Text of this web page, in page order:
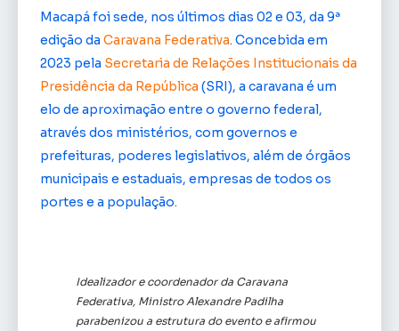
Macapá foi sede, nos últimos dias 02 e 03, da 9ª
edição da Caravana Federativa. Concebida em
2023 pela Secretaria de Relações Institucionais da
Presidência da República (SRI), a caravana é um
elo de aproximação entre o governo federal,
através dos ministérios, com governos e
prefeituras, poderes legislativos, além de órgãos
municipais e estaduais, empresas de todos os
portes e a população.
Idealizador e coordenador da Caravana
Federativa, Ministro Alexandre Padilha
parabenizou a estrutura do evento e afirmou